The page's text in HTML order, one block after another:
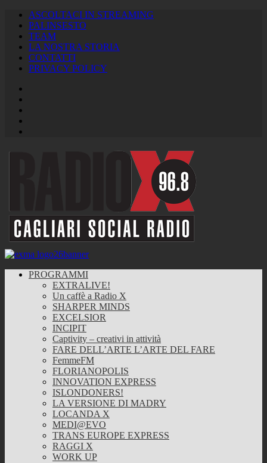
ASCOLTACI IN STREAMING
PALINSESTO
TEAM
LA NOSTRA STORIA
CONTATTI
PRIVACY POLICY
PROGRAMMI
EXTRALIVE!
Un caffè a Radio X
SHARPER MINDS
EXCELSIOR
INCIPIT
Captivity – creativi in attività
FARE DELL’ARTE L’ARTE DEL FARE
FemmeFM
FLORIANOPOLIS
INNOVATION EXPRESS
ISLONDONERS!
LA VERSIONE DI MADRY
LOCANDA X
MEDI@EVO
TRANS EUROPE EXPRESS
RAGGI X
WORK UP